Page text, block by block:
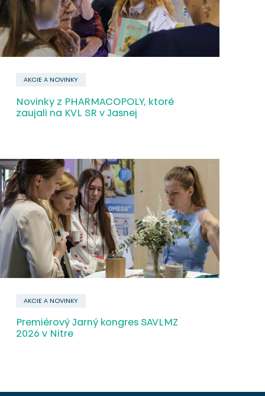
SK EN
AKCIE A NOVINKY
Novinky z PHARMACOPOLY, ktoré
zaujali na KVL SR v Jasnej
AKCIE A NOVINKY
Premiérový Jarný kongres SAVLMZ
2026 v Nitre